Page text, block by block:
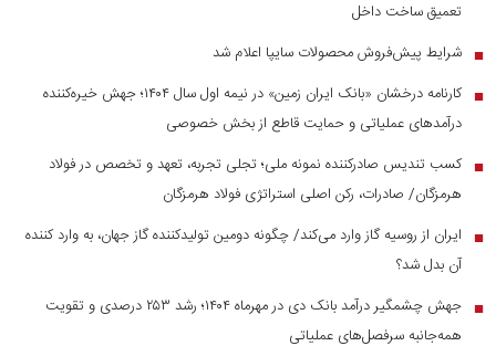
تعمیق ساخت داخل
■ شرایط پیش‌فروش محصولات سایپا اعلام شد
■
کارنامه درخشان «بانک ایران زمین» در نیمه اول سال ۱۴۰۴؛ جهش خیره‌کننده
درآمد‌های عملیاتی و حمایت قاطع از بخش خصوصی
■ کسب تندیس صادرکننده نمونه ملی؛ تجلی تجربه، تعهد و تخصص در فولاد
هرمزگان/ صادرات، رکن اصلی استراتژی فولاد هرمزگان
■
ایران از روسیه گاز وارد می‌کند/ چگونه دومین تولیدکننده گاز جهان، به وارد کننده
آن بدل شد؟
■
جهش چشمگیر درآمد بانک دی در مهرماه ۱۴۰۴؛ رشد ۲۵۳ درصدی و تقویت
همه‌جانبه سرفصل‌های عملیاتی